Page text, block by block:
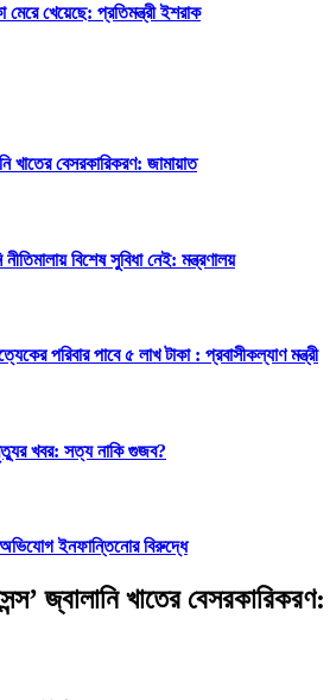
মেরে খেয়েছে: প্রতিমন্ত্রী ইশরাক
খাতের বেসরকারিকরণ: জামায়াত
বিশেষ সুবিধা নেই: মন্ত্রণালয়
পরিবার পাবে ৫ লাখ টাকা : প্রবাসীকল্যাণ মন্ত্রী
খবর: সত্য নাকি গুজব?
ইনফান্তিনোর বিরুদ্ধে
জ্বালানি খাতের বেসরকারিকরণ: